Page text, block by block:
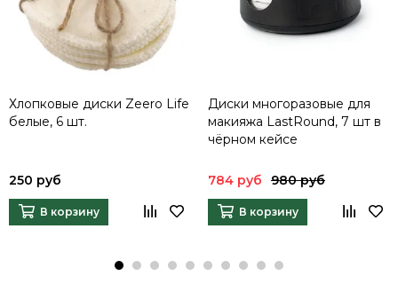
Хлопковые диски Zeero Life
белые, 6 шт.
250 руб
В корзину
Диски многоразовые для
макияжа LastRound, 7 шт в
чёрном кейсе
784 руб 980 руб
В корзину